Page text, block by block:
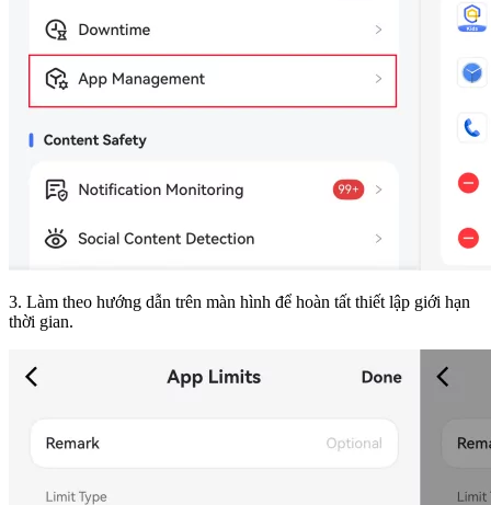
3. Làm theo hướng dẫn trên màn hình để hoàn tất thiết lập giới hạn
thời gian.